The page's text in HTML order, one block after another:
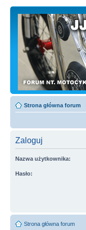
Strona główna forum
Zaloguj
Nazwa użytkownika:
Hasło:
Strona główna forum